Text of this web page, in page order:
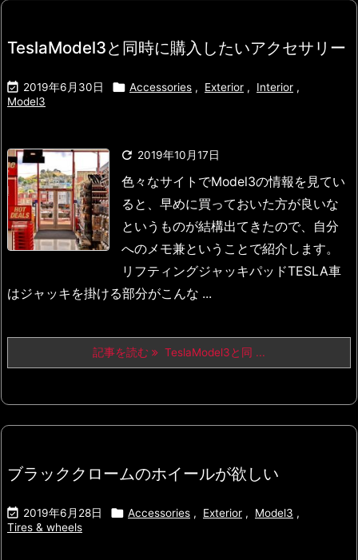
TeslaModel3と同時に購入したいアクセサリー
 2019年6月30日  Accessories , Exterior , Interior ,
Model3
 2019年10月17日
色々なサイトでModel3の情報を見てい
ると、早めに買っておいた方が良いな
というものが結構出てきたので、自分
へのメモ兼ということで紹介します。
リフティングジャッキパッドTESLA車
はジャッキを掛ける部分がこんな ...
記事を読む TeslaModel3と同 ...
ブラッククロームのホイールが欲しい
 2019年6月28日  Accessories , Exterior , Model3 ,
Tires & wheels